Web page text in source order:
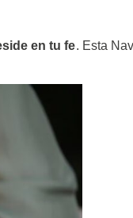
en tu fe. Esta